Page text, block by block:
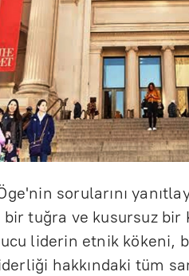
sorularını
tuğra ve kusursuz bir
liderin etnik kökeni,
hakkındaki tüm